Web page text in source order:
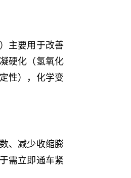
主要用于改善
硬化（氢氧化
性），化学变
、减少收缩膨
需立即通车紧